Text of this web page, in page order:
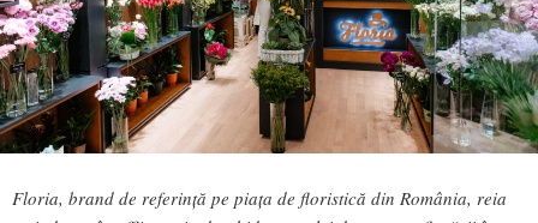
Floria, brand de referință pe piața de floristică din România, reia